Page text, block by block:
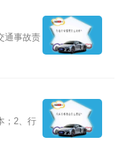
通事故责
；2、行